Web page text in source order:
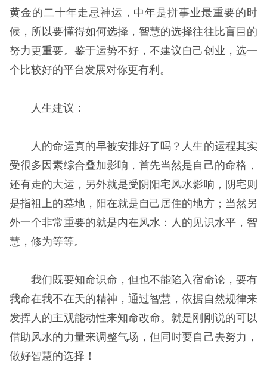
黄金的二十年走忌神运，中年是拼事业最重要的时
候，所以要懂得如何选择，智慧的选择往往比盲目的
努力更重要。鉴于运势不好，不建议自己创业，选一
个比较好的平台发展对你更有利。
人生建议：
人的命运真的早被安排好了吗？人生的运程其实
受很多因素综合叠加影响，首先当然是自己的命格，
还有走的大运，另外就是受阴阳宅风水影响，阴宅则
是指祖上的墓地，阳在就是自己居住的地方；当然另
外一个非常重要的就是内在风水：人的见识水平，智
慧，修为等等。
我们既要知命识命，但也不能陷入宿命论，要有
我命在我不在天的精神，通过智慧，依据自然规律来
发挥人的主观能动性来知命改命。就是刚刚说的可以
借助风水的力量来调整气场，但同时要自己去努力，
做好智慧的选择！